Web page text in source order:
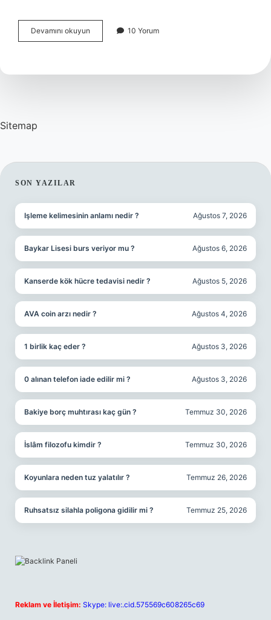
Devamını okuyun
Türkçe
10 Yorum
Sitemap
SIDEBAR
SON YAZILAR
Işleme kelimesinin anlamı nedir ? Ağustos 7, 2026
Baykar Lisesi burs veriyor mu ? Ağustos 6, 2026
Kanserde kök hücre tedavisi nedir ? Ağustos 5, 2026
AVA coin arzı nedir ? Ağustos 4, 2026
1 birlik kaç eder ? Ağustos 3, 2026
0 alınan telefon iade edilir mi ? Ağustos 3, 2026
Bakiye borç muhtırası kaç gün ? Temmuz 30, 2026
İslâm filozofu kimdir ? Temmuz 30, 2026
Koyunlara neden tuz yalatılır ? Temmuz 26, 2026
Ruhsatsız silahla poligona gidilir mi ? Temmuz 25, 2026
Reklam ve İletişim: Skype: live:.cid.575569c608265c69